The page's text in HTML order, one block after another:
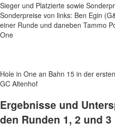
Sieger und Platzierte sowie
Sonderpreise von links: Ben Egin
einer Runde und daneben Tammo
One
Hole in One an Bahn 15 in der
GC Altenhof
Ergebnisse und
den Runden 1, 2 und 3